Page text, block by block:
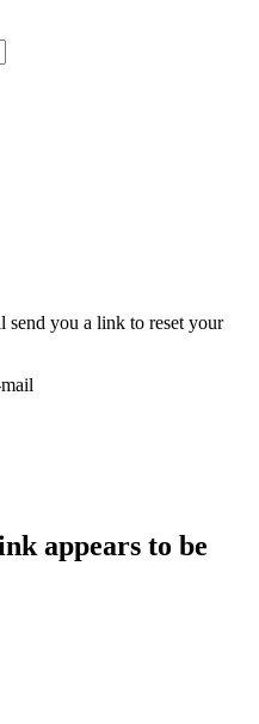
send you a link to reset your
appears to be